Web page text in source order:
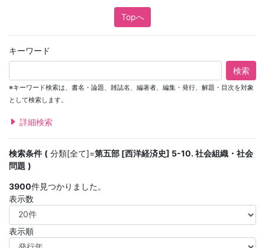
Topへ
キーワード
検索
※キーワード検索は、書名・論題、雑誌名、編著者、編集・発行、解題・目次を対象
として検索します。
詳細検索
検索条件 分類[全て]=第五部 [西洋経済史] 5-10. 社会組織・社会
問題
3900件見つかりました。
表示数
表示順